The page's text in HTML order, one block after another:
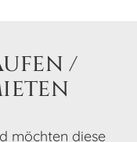
/
möch­ten diese